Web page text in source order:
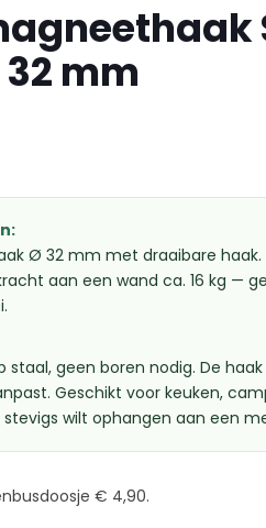
mm
Ø 32 mm met draaibare
aan een wand ca. 16 kg —
staal, geen boren nodig. De
Geschikt voor keuken,
wilt ophangen aan een
€ 4,90.